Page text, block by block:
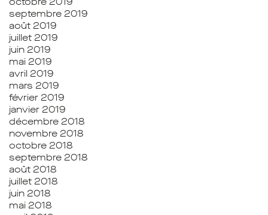
septembre 2019
août 2019
juillet 2019
juin 2019
mai 2019
avril 2019
mars 2019
février 2019
janvier 2019
décembre 2018
novembre 2018
octobre 2018
septembre 2018
août 2018
juillet 2018
juin 2018
mai 2018